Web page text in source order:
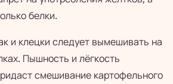
белки.
и клецки следует вымешивать на
Пышность и лёгкость
смешивание картофельного